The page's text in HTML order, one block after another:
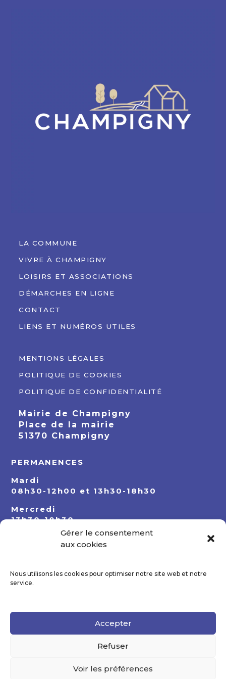
Gérer le consentement
aux cookies
Nous utilisons les cookies pour optimiser notre site web et notre
service.
Accepter
Refuser
Voir les préférences
LA COMMUNE
VIVRE À CHAMPIGNY
LOISIRS ET ASSOCIATIONS
DÉMARCHES EN LIGNE
CONTACT
LIENS ET NUMÉROS UTILES
MENTIONS LÉGALES
POLITIQUE DE COOKIES
POLITIQUE DE CONFIDENTIALITÉ
Mairie de Champigny
Place de la mairie
51370 Champigny
PERMANENCES
Mardi
08h30-12h00 et 13h30-18h30
Mercredi
13h30-18h30
08h30-12h00 et 13h30-18h30